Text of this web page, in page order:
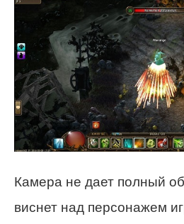
Камера не дает полный
виснет над персонажем